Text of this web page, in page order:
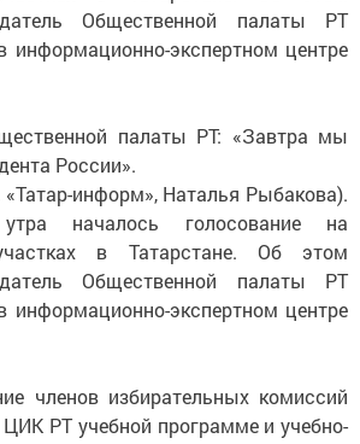
Общественной палаты РТ
экспертном центре
палаты РТ: «Завтра мы
России».
«Татар-информ», Наталья Рыбакова).
началось голосование на
в Татарстане. Об этом
Общественной палаты РТ
экспертном центре
членов избирательных комиссий
ЦИК РТ учебной программе и учебно-